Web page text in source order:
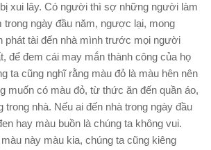
xui lây. Có người thì sợ những người làm
trong ngày đầu năm, ngược lại, mong
phát tài đến nhà mình trước mọi người
để đem cái may mắn thành công của họ
ta cũng nghĩ rằng màu đỏ là màu hên nên
muốn có màu đỏ, từ thức ăn đến quần áo,
trong nhà. Nếu ai đến nhà trong ngày đầu
hay màu buồn là chúng ta không vui.
này màu kia, chúng ta cũng kiêng